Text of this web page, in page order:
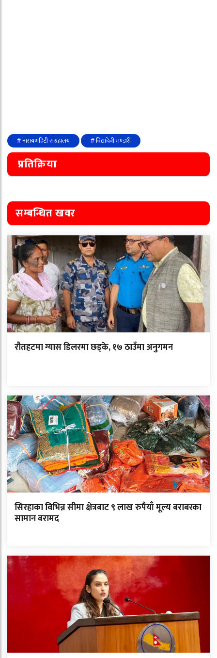
# नारायणहिटी संग्रहालय # विद्यादेवी भण्‍डारी
प्रतिक्रिया
सम्बन्धित खवर
रौतहटमा ग्यास डिलरमा छड्के, १७ ठाउँमा अनुगमन
सिरहाका विभिन्न सीमा क्षेत्रबाट ९ लाख रुपैयाँ मूल्य बराबरका
सामान बरामद